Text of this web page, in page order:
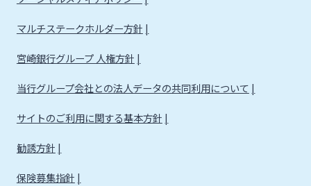
マルチステークホルダー方針
宮崎銀行グループ 人権方針
当行グループ会社との法人データの共同利用について
サイトのご利用に関する基本方針
勧誘方針
保険募集指針